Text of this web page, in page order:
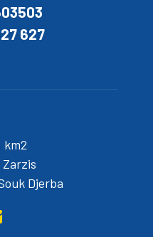
627
km2
Djerba